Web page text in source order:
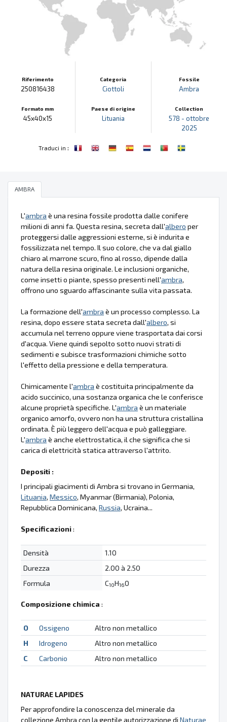
Riferimento
250816438
Formato mm
45x40x15
Categoria
Ciottoli
Paese di origine
Lituania
Fossile
Ambra
Collection
578 - ottobre
2025
Traduci in :
AMBRA
L'ambra è una resina fossile prodotta dalle conifere
milioni di anni fa. Questa resina, secreta dall'albero per
proteggersi dalle aggressioni esterne, si è indurita e
fossilizzata nel tempo. Il suo colore, che va dal giallo
chiaro al marrone scuro, fino al rosso, dipende dalla
natura della resina originale. Le inclusioni organiche,
come insetti o piante, spesso presenti nell'ambra,
offrono uno sguardo affascinante sulla vita passata.
La formazione dell'ambra è un processo complesso. La
resina, dopo essere stata secreta dall'albero, si
accumula nel terreno oppure viene trasportata dai corsi
d'acqua. Viene quindi sepolto sotto nuovi strati di
sedimenti e subisce trasformazioni chimiche sotto
l'effetto della pressione e della temperatura.
Chimicamente l'ambra è costituita principalmente da
acido succinico, una sostanza organica che le conferisce
alcune proprietà specifiche. L'ambra è un materiale
organico amorfo, ovvero non ha una struttura cristallina
ordinata. È più leggero dell'acqua e può galleggiare.
L'ambra è anche elettrostatica, il che significa che si
carica di elettricità statica attraverso l'attrito.
Depositi :
I principali giacimenti di Ambra si trovano in Germania,
Lituania, Messico, Myanmar (Birmania), Polonia,
Repubblica Dominicana, Russia, Ucraina...
Specificazioni:
Densità
1.10
Durezza
2.00 à 2.50
Formula
C10H16O
Composizione chimica :
O Ossigeno
Altro non metallico
H
Idrogeno
Altro non metallico
C
Carbonio Altro non metallico
NATURAE LAPIDES
Per approfondire la conoscenza del minerale da
collezione Ambra con la gentile autorizzazione di Naturae